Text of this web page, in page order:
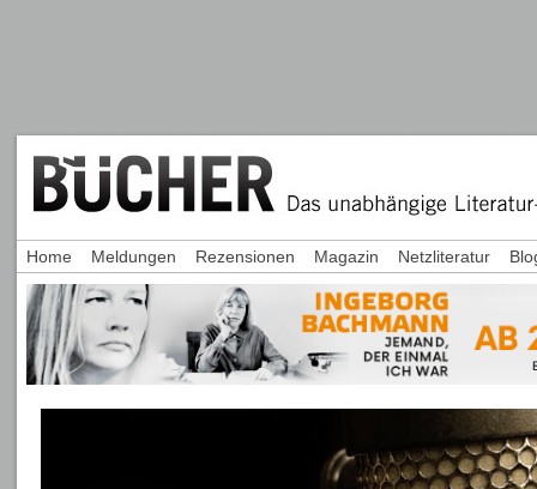
Home Meldungen Rezensionen Magazin Netzliteratur